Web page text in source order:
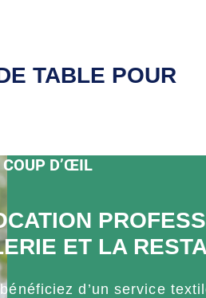
TABLE POUR
COUP D’ŒIL
ET LA
d’un service